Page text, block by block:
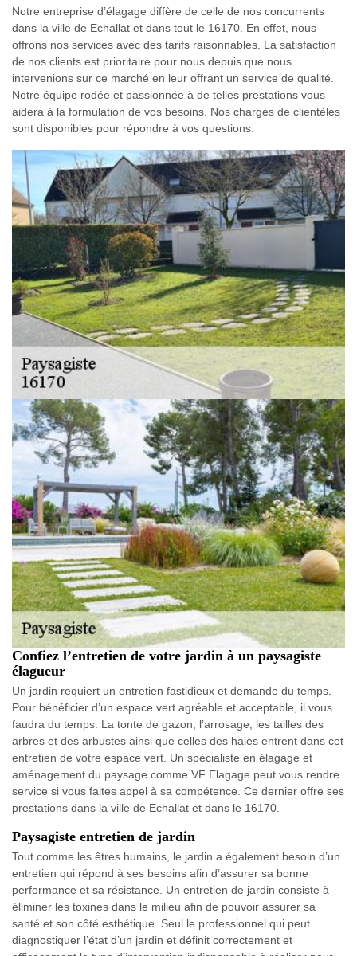
Notre entreprise d’élagage diffère de celle de nos concurrents
dans la ville de Echallat et dans tout le 16170. En effet, nous
offrons nos services avec des tarifs raisonnables. La satisfaction
de nos clients est prioritaire pour nous depuis que nous
intervenions sur ce marché en leur offrant un service de qualité.
Notre équipe rodée et passionnée à de telles prestations vous
aidera à la formulation de vos besoins. Nos chargés de clientèles
sont disponibles pour répondre à vos questions.
Confiez l’entretien de votre jardin à un paysagiste
élagueur
Un jardin requiert un entretien fastidieux et demande du temps.
Pour bénéficier d’un espace vert agréable et acceptable, il vous
faudra du temps. La tonte de gazon, l’arrosage, les tailles des
arbres et des arbustes ainsi que celles des haies entrent dans cet
entretien de votre espace vert. Un spécialiste en élagage et
aménagement du paysage comme VF Elagage peut vous rendre
service si vous faites appel à sa compétence. Ce dernier offre ses
prestations dans la ville de Echallat et dans le 16170.
Paysagiste entretien de jardin
Tout comme les êtres humains, le jardin a également besoin d’un
entretien qui répond à ses besoins afin d’assurer sa bonne
performance et sa résistance. Un entretien de jardin consiste à
éliminer les toxines dans le milieu afin de pouvoir assurer sa
santé et son côté esthétique. Seul le professionnel qui peut
diagnostiquer l’état d’un jardin et définit correctement et